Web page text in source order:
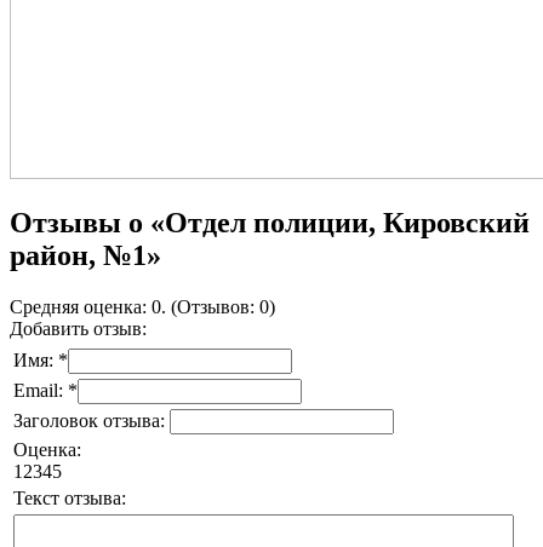
Отзывы о «Отдел полиции, Кировский
район, №1»
Средняя оценка: 0. (Отзывов: 0)
Добавить отзыв:
Имя: *
Email: *
Заголовок отзыва:
Оценка:
1 2345
Текст отзыва: